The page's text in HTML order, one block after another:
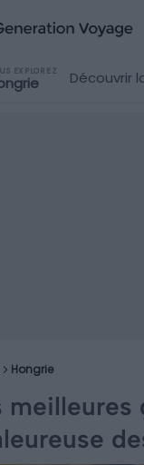
EXPLOREZ Découvrir
Hongrie
meilleures